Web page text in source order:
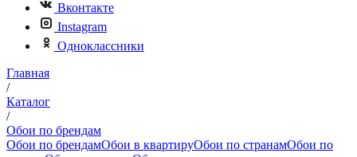
Вконтакте
Instagram
Одноклассники
Главная
/
Каталог
/
Обои по брендам
Обои по брендамОбои в квартируОбои по странамОбои по